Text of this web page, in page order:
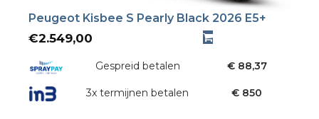
Peugeot Kisbee S Pearly Black 2026 E5+
€2.549,00
Gespreid betalen € 88,37
3x termijnen betalen € 850